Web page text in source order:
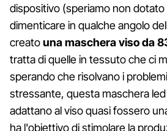
dispositivo (speriamo non dotato
dimenticare in qualche angolo
creatouna maschera viso da
tratta di quelle in tessuto che ci
sperando che risolvano i
stressante, questa maschera led
adattano al viso quasi fossero
ha l'obiettivo di stimolare la